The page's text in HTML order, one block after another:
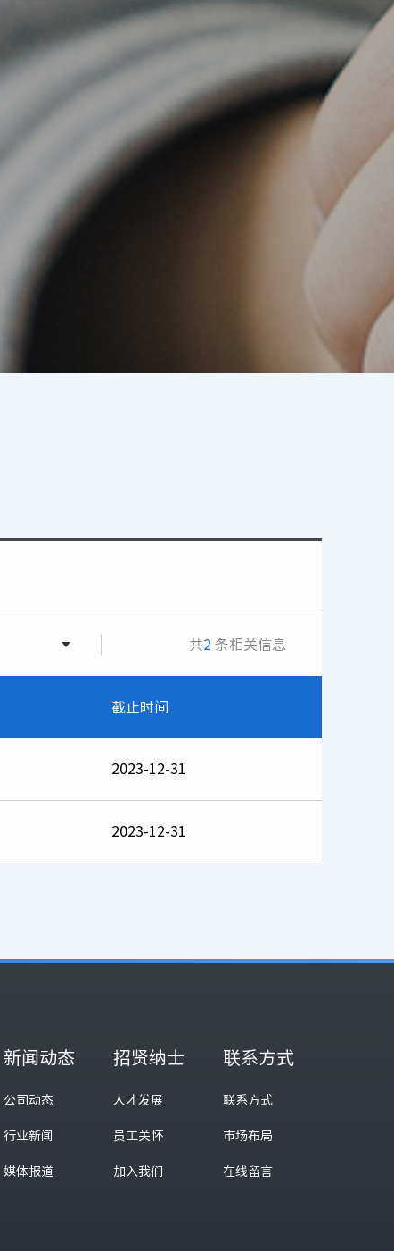
共2 条相关信息
截止时间
2023-12-31
2023-12-31
新闻动态
公司动态
行业新闻
媒体报道
招贤纳士
人才发展
员工关怀
加入我们
联系方式
联系方式
市场布局
在线留言